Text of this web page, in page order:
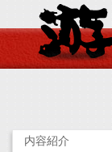
内容紹介